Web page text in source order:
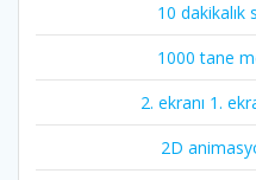
10 dakikalık
1000 tane
2. ekranı 1.
2D